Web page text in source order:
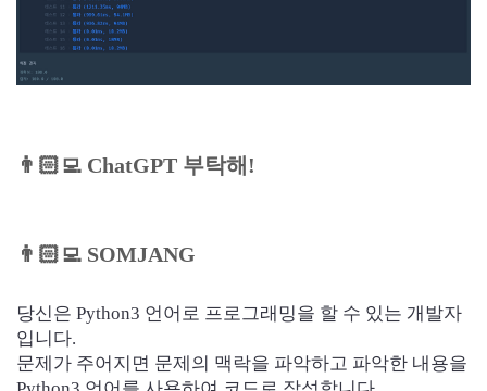
👨🏻‍💻 ChatGPT 부탁해!
👨🏻‍💻 SOMJANG
당신은 Python3 언어로 프로그래밍을 할 수 있는 개발자
입니다.
문제가 주어지면 문제의 맥락을 파악하고 파악한 내용을